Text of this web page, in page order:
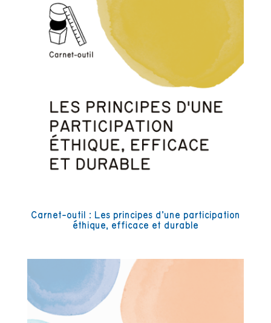
Carnet-outil : Les principes d’une participation
éthique, efficace et durable